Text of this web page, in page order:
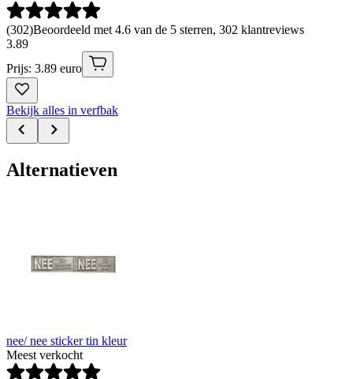
(302)Beoordeeld met 4.6 van de 5 sterren, 302 klantreviews
3.89
Prijs: 3.89 euro
Bekijk alles in verfbak
Alternatieven
nee/ nee sticker tin kleur
Meest verkocht